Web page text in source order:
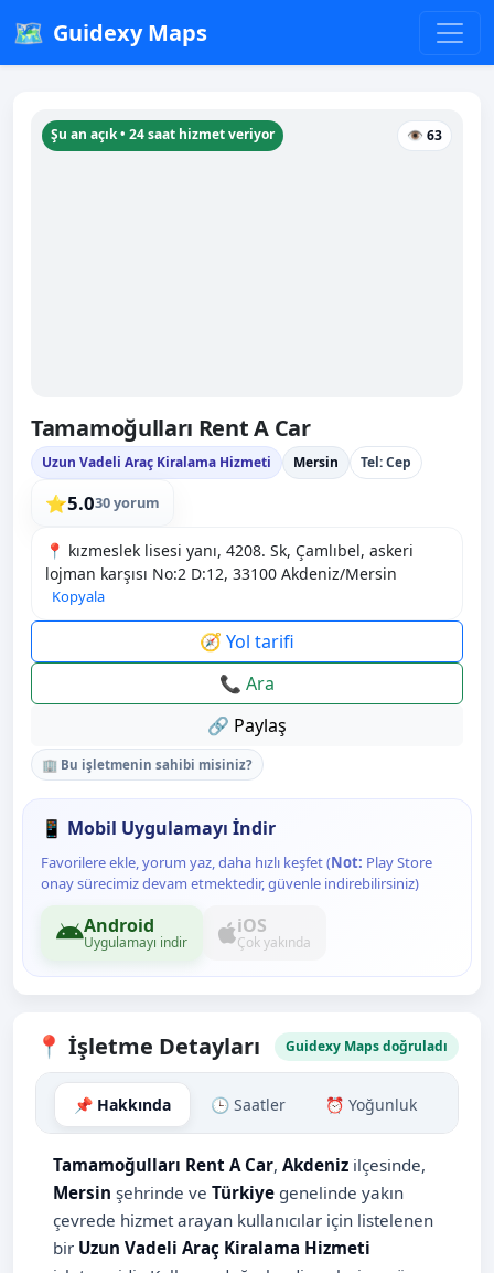
🗺️ Guidexy Maps
Şu an açık • 24 saat hizmet veriyor 👁 63
Tamamoğulları Rent A Car
Uzun Vadeli Araç Kiralama Hizmeti Mersin Tel: Cep
⭐5.030 yorum
📍 kızmeslek lisesi yanı, 4208. Sk, Çamlıbel, askeri
lojman karşısı No:2 D:12, 33100 Akdeniz/Mersin
Kopyala
🧭 Yol tarifi
📞 Ara
🔗 Paylaş
🏢 Bu işletmenin sahibi misiniz?
📱 Mobil Uygulamayı İndir
Favorilere ekle, yorum yaz, daha hızlı keşfet (Not: Play Store
onay sürecimiz devam etmektedir, güvenle indirebilirsiniz)
Android
Uygulamayı indir
iOS
Çok yakında
📍 İşletme Detayları Guidexy Maps doğruladı
📌 Hakkında 🕒 Saatler ⏰ Yoğunluk
Tamamoğulları Rent A Car, Akdeniz ilçesinde,
Mersin şehrinde ve Türkiye genelinde yakın
çevrede hizmet arayan kullanıcılar için listelenen
bir Uzun Vadeli Araç Kiralama Hizmeti